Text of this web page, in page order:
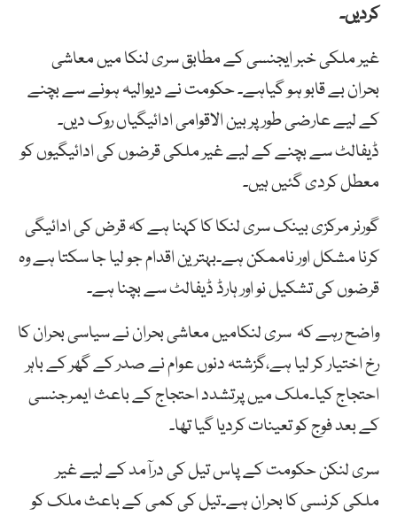
کردیں۔
غیر ملکی خبر ایجنسی کے مطابق سری لنکا میں معاشی
بحران بے قابو ہو گیاہے۔ حکومت نے دیوالیہ ہونے سے بچنے
کے لیے عارضی طور پر بین الاقوامی ادائیگیاں روک دیں۔
ڈیفالٹ سے بچنے کے لیے غیر ملکی قرضوں کی ادائیگیوں کو
معطل کردی گئیں ہیں۔
گورنر مرکزی بینک سری لنکا کا کہنا ہے کہ قرض کی ادائیگی
کرنا مشکل اور ناممکن ہے۔بہترین اقدام جو لیا جا سکتا ہے وہ
قرضوں کی تشکیل نو اور ہارڈ ڈیفالٹ سے بچنا ہے۔
واضح رہے کہ سری لنکامیں معاشی بحران نے سیاسی بحران کا
رخ اختیار کر لیا ہے،گزشتہ دنوں عوام نے صدر کے گھر کے باہر
احتجاج کیا۔ملک میں پرتشدد احتجاج کے باعث ایمرجنسی
کے بعد فوج کو تعینات کردیا گیا تھا۔
سری لنکن حکومت کے پاس تیل کی درآمد کے لیے غیر
ملکی کرنسی کا بحران ہے۔تیل کی کمی کے باعث ملک کو